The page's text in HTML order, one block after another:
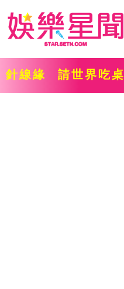
針線緣 請世界吃桌